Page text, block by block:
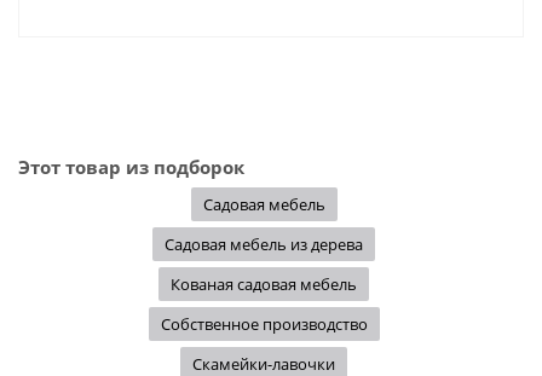
Этот товар из подборок
Садовая мебель
Садовая мебель из дерева
Кованая садовая мебель
Собственное производство
Скамейки-лавочки